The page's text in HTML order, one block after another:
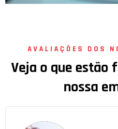
AVALIAÇÕES DOS
Veja o que estão f
nossa e